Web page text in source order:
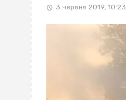
3 червня 2019, 10:23